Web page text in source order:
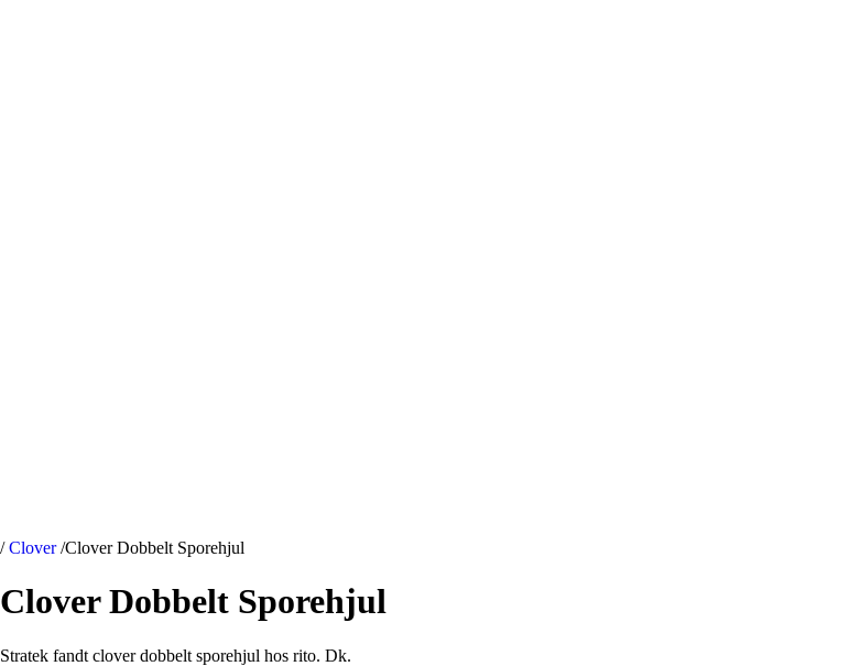
/ Clover /Clover Dobbelt Sporehjul
Clover Dobbelt Sporehjul
Stratek fandt clover dobbelt sporehjul hos rito. Dk.